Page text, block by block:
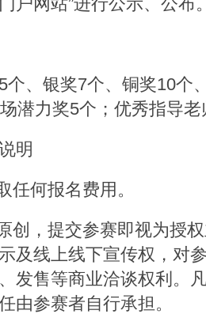
个、银奖7个、铜奖10个
潜力奖5个；优秀指导
明
任何报名费用。
创，提交参赛即视为授
及线上线下宣传权，对
发售等商业洽谈权利。
由参赛者自行承担。